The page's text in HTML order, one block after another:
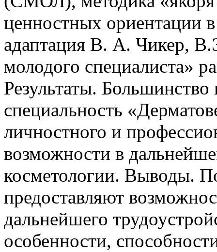
ценностных ориентации
адаптация В. А. Чикер,
молодого специалиста»
Результаты.
специальность
личностного и
возможности в
косметологии. Выводы.
предоставляют
дальнейшего
особенности,